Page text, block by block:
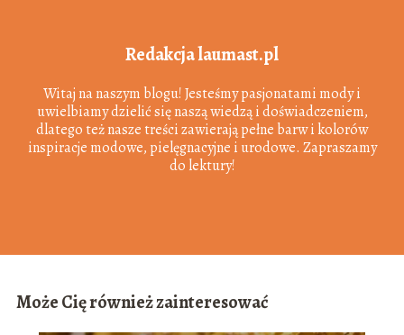
Redakcja laumast.pl
Witaj na naszym blogu! Jesteśmy pasjonatami mody i
uwielbiamy dzielić się naszą wiedzą i doświadczeniem,
dlatego też nasze treści zawierają pełne barw i kolorów
inspiracje modowe, pielęgnacyjne i urodowe. Zapraszamy
do lektury!
Może Cię również zainteresować